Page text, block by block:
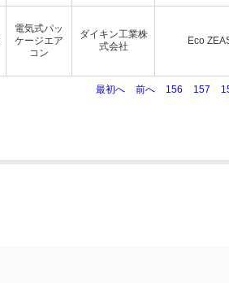
電気式パッ
ケージエア
コン
ダイキン工業株
式会社
Eco
最初へ 前へ 156 157